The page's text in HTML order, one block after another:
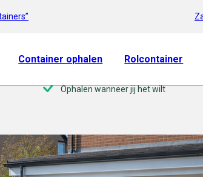
Container ophalen Rolcontainer
Ophalen wanneer jij het wilt